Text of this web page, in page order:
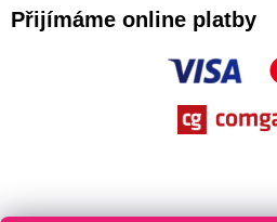
Přijímáme online platby